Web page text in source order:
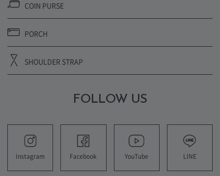
COIN PURSE
PORCH
SHOULDER STRAP
FOLLOW US
Instagram Facebook YouTube LINE